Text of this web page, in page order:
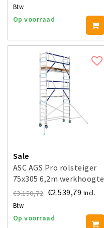
Btw
Op voorraad
Sale
ASC AGS Pro rolsteiger
75x305 6,2m werkhoogte
voorloopleuning enkel
€3.150,72 €2.539,79 Incl.
Btw
Op voorraad